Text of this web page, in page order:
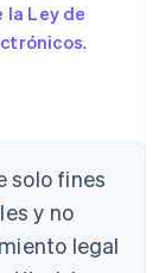
Ley de
.
solo fines
y no
legal